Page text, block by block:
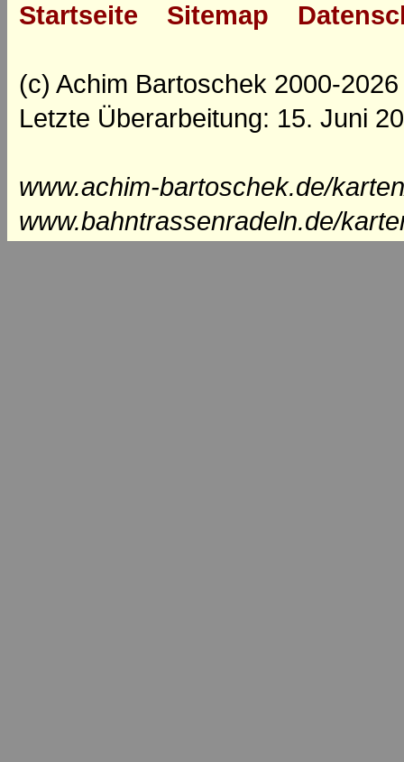
Startseite Sitemap
(c) Achim Bartoschek 2000-2026
Letzte Überarbeitung: 15. Juni
www.achim-bartoschek.de/
www.bahntrassenradeln.de/